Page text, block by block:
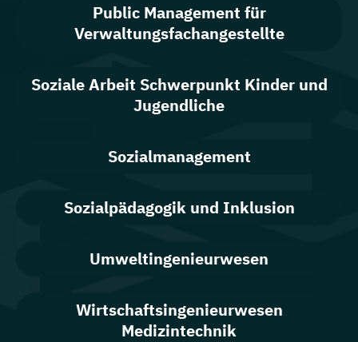
Public Management für
Verwaltungsfachangestellte
Soziale Arbeit Schwerpunkt Kinder und
Jugendliche
Sozialmanagement
Sozialpädagogik und Inklusion
Umweltingenieurwesen
Wirtschaftsingenieurwesen
Medizintechnik